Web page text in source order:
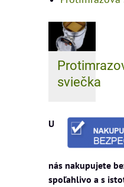
sviečka
U
nás nakupujete
spoľahlivo a s